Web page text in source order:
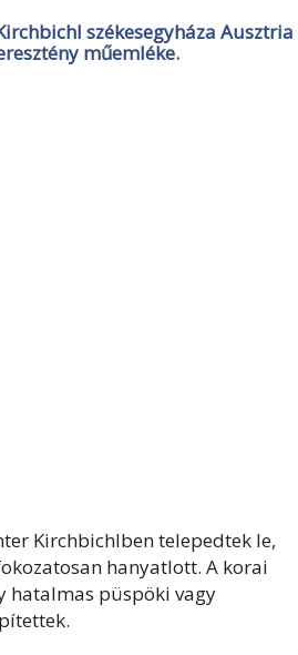
székesegyháza Ausztria
műemléke.
Kirchbichlben telepedtek le,
hanyatlott. A korai
hatalmas püspöki vagy